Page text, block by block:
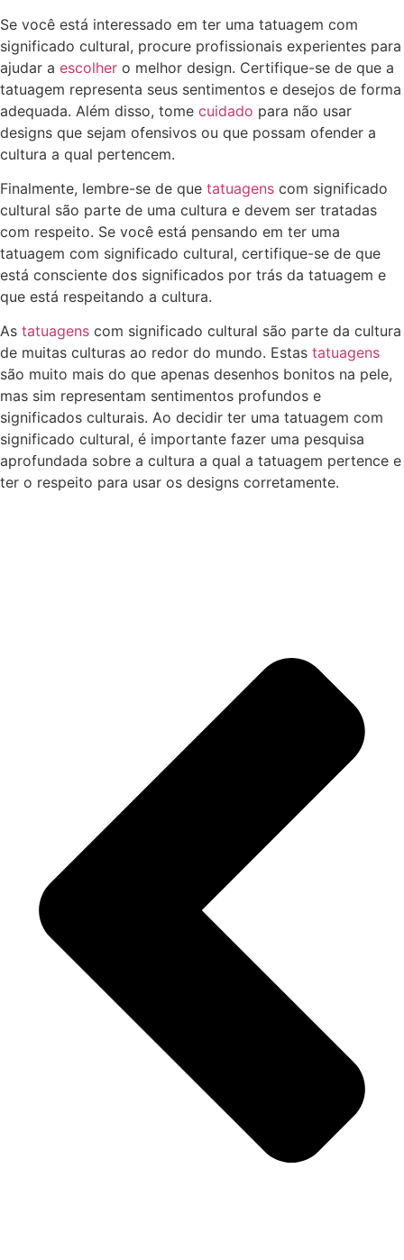
Se você está interessado em ter uma tatuagem com
significado cultural, procure profissionais experientes para
ajudar a escolher o melhor design. Certifique-se de que a
tatuagem representa seus sentimentos e desejos de forma
adequada. Além disso, tome cuidado para não usar
designs que sejam ofensivos ou que possam ofender a
cultura a qual pertencem.
Finalmente, lembre-se de que tatuagens com significado
cultural são parte de uma cultura e devem ser tratadas
com respeito. Se você está pensando em ter uma
tatuagem com significado cultural, certifique-se de que
está consciente dos significados por trás da tatuagem e
que está respeitando a cultura.
As tatuagens com significado cultural são parte da cultura
de muitas culturas ao redor do mundo. Estas tatuagens
são muito mais do que apenas desenhos bonitos na pele,
mas sim representam sentimentos profundos e
significados culturais. Ao decidir ter uma tatuagem com
significado cultural, é importante fazer uma pesquisa
aprofundada sobre a cultura a qual a tatuagem pertence e
ter o respeito para usar os designs corretamente.